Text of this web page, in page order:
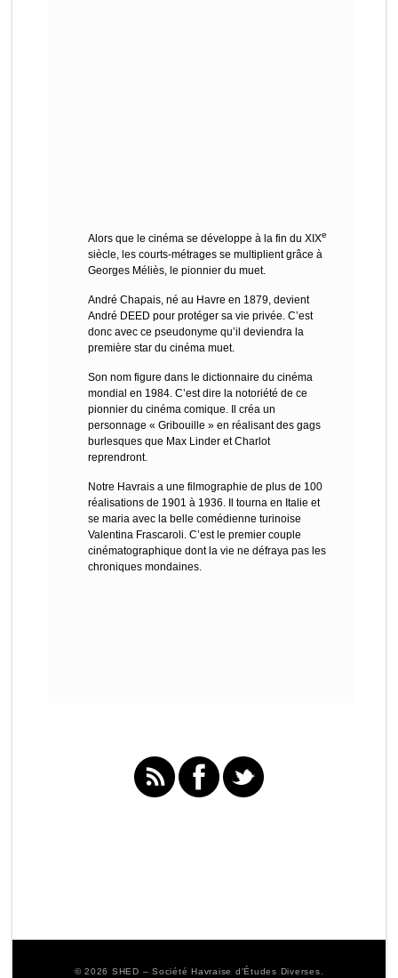
Alors que le cinéma se développe à la fin du XIXe
siècle, les courts-métrages se multiplient grâce à
Georges Méliès, le pionnier du muet.
André Chapais, né au Havre en 1879, devient
André DEED pour protéger sa vie privée. C’est
donc avec ce pseudonyme qu’il deviendra la
première star du cinéma muet.
Son nom figure dans le dictionnaire du cinéma
mondial en 1984. C’est dire la notoriété de ce
pionnier du cinéma comique. Il créa un
personnage « Gribouille » en réalisant des gags
burlesques que Max Linder et Charlot
reprendront.
Notre Havrais a une filmographie de plus de 100
réalisations de 1901 à 1936. Il tourna en Italie et
se maria avec la belle comédienne turinoise
Valentina Frascaroli. C’est le premier couple
cinématographique dont la vie ne défraya pas les
chroniques mondaines.
© 2026 SHED – Société Havraise d'Études Diverses.